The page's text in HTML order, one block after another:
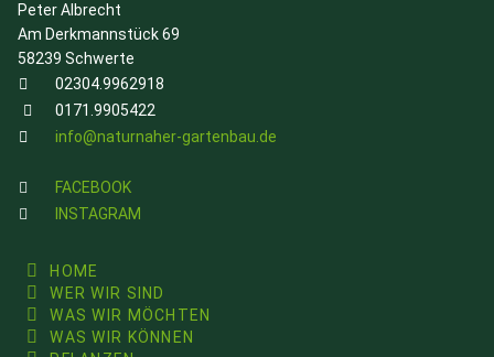
Peter Albrecht
Am Derkmannstück 69
58239 Schwerte
02304.9962918
0171.9905422
info@naturnaher-gartenbau.de
FACEBOOK
INSTAGRAM
HOME
WER WIR SIND
WAS WIR MÖCHTEN
WAS WIR KÖNNEN